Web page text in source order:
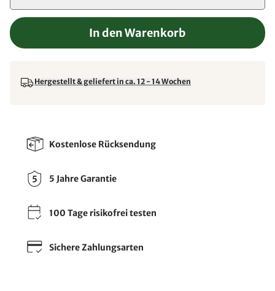
In den Warenkorb
Hergestellt & geliefert in ca. 12 - 14 Wochen
Kostenlose Rücksendung
5 Jahre Garantie
100 Tage risikofrei testen
Sichere Zahlungsarten